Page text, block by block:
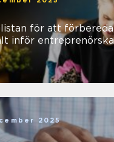
för att
inför
2025